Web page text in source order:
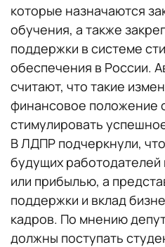
которые назначаются
обучения, а также
поддержки в системе
обеспечения в России.
считают, что такие
финансовое положение
стимулировать
В ЛДПР подчеркнули,
будущих
или прибылью, а
поддержки и вклад
кадров. По мнению
должны поступать